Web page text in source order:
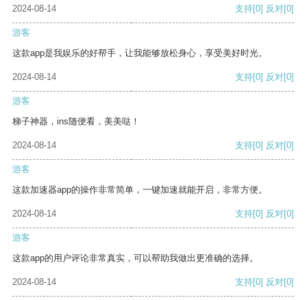
2024-08-14 支持[0] 反对[0]
游客
这款app是我娱乐的好帮手，让我能够放松身心，享受美好时光。
2024-08-14 支持[0] 反对[0]
游客
梯子神器，ins随便看，美美哒！
2024-08-14 支持[0] 反对[0]
游客
这款加速器app的操作非常简单，一键加速就能开启，非常方便。
2024-08-14 支持[0] 反对[0]
游客
这款app的用户评论非常真实，可以帮助我做出更准确的选择。
2024-08-14 支持[0] 反对[0]